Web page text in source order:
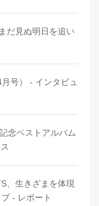
だ見ぬ明日を追い
号） - インタビュ
念ベストアルバム
、生きざまを体現
- レポート